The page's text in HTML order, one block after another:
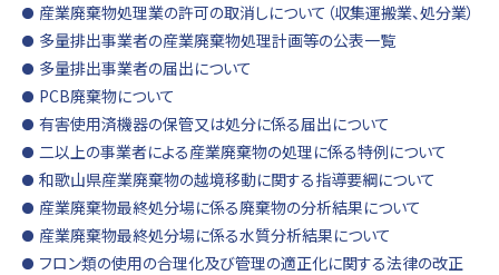
産業廃棄物処理業の許可の取消しについて（収集運搬業、処分業）
多量排出事業者の産業廃棄物処理計画等の公表一覧
多量排出事業者の届出について
PCB廃棄物について
有害使用済機器の保管又は処分に係る届出について
二以上の事業者による産業廃棄物の処理に係る特例について
和歌山県産業廃棄物の越境移動に関する指導要綱について
産業廃棄物最終処分場に係る廃棄物の分析結果について
産業廃棄物最終処分場に係る水質分析結果について
フロン類の使用の合理化及び管理の適正化に関する法律の改正